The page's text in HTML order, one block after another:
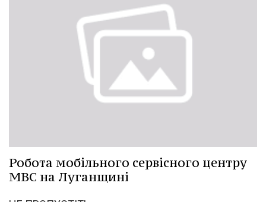
Робота мобільного сервісного центру
МВС на Луганщині